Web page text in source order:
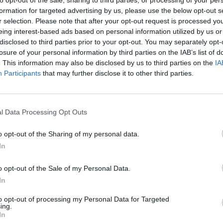
for targeted advertising by us, please use the below opt-out
selection. Please note that after your opt-out request is processed
interest-based ads based on personal information utilized by us
to third parties prior to your opt-out. You may separately
of your personal information by third parties on the IAB’s list of
This information may also be disclosed by us to third parties on the
Participants that may further disclose it to other third parties.
Data Processing Opt Outs
opt-out of the Sharing of my personal data.
opt-out of the Sale of my Personal Data.
opt-out of processing my Personal Data for Targeted
RÓWNIEŻ:
3600 zł miesięcznie zamiast 800+. Nowa propozycja dla
dzieci do 3. roku życia
2026 19:29
podniesie próg 500 plus dla seniorów. Policzyliśmy, ile może
ad